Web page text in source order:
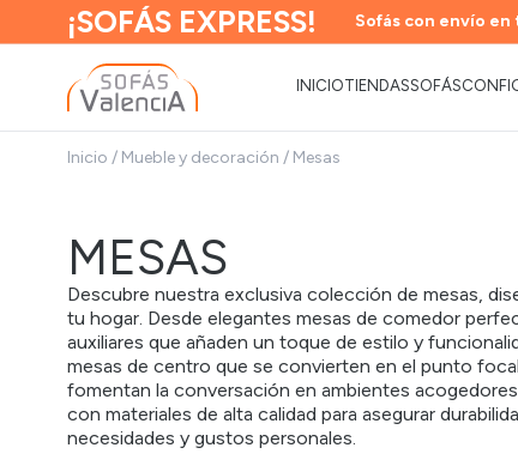
¡SOFÁS EXPRESS! Sofás con envío
INICIOTIENDASSOFÁS
Inicio / Mueble y decoración / Mesas
MESAS
Descubre nuestra exclusiva colección de mesas,
tu hogar. Desde elegantes mesas de comedor
auxiliares que añaden un toque de estilo y
mesas de centro que se convierten en el punto
fomentan la conversación en ambientes
con materiales de alta calidad para asegurar
necesidades y gustos personales.